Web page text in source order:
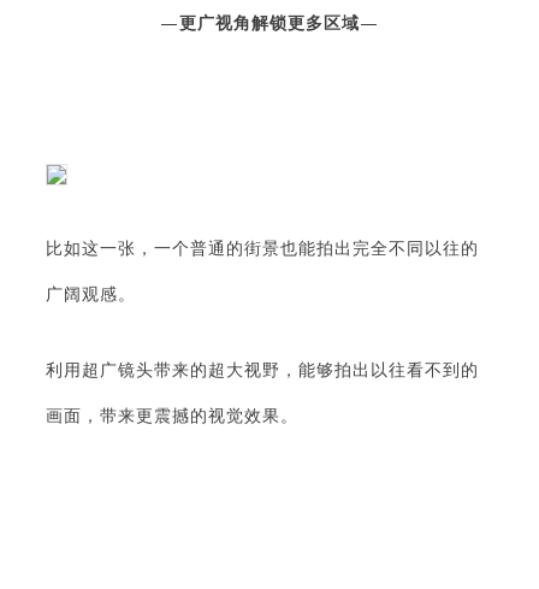
—更广视角解锁更多区域—
比如这一张，一个普通的街景也能拍出完全不同以往的
广阔观感。
利用超广镜头带来的超大视野，能够拍出以往看不到的
画面，带来更震撼的视觉效果。